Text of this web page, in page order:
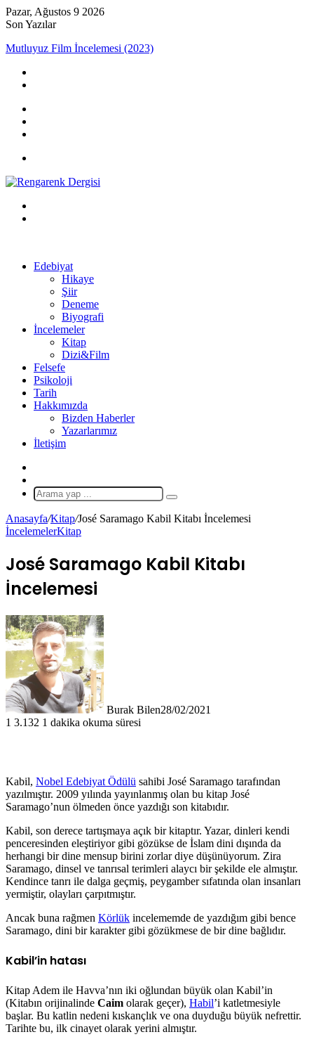
Pazar, Ağustos 9 2026
Son Yazılar
Mutluyuz Film İncelemesi (2023)
Edebiyat
Hikaye
Şiir
Deneme
Biyografi
İncelemeler
Kitap
Dizi&Film
Felsefe
Psikoloji
Tarih
Hakkımızda
Bizden Haberler
Yazarlarımız
İletişim
Makale
Arama
yap
...
Anasayfa/Kitap/José Saramago Kabil Kitabı İncelemesi
İncelemelerKitap
José Saramago Kabil Kitabı
İncelemesi
Burak Bilen28/02/2021
1 3.132 1 dakika okuma süresi
Kabil, Nobel Edebiyat Ödülü sahibi José Saramago tarafından
yazılmıştır. 2009 yılında yayınlanmış olan bu kitap José
Saramago’nun ölmeden önce yazdığı son kitabıdır.
Kabil, son derece tartışmaya açık bir kitaptır. Yazar, dinleri kendi
penceresinden eleştiriyor gibi gözükse de İslam dini dışında da
herhangi bir dine mensup birini zorlar diye düşünüyorum. Zira
Saramago, dinsel ve tanrısal terimleri alaycı bir şekilde ele almıştır.
Kendince tanrı ile dalga geçmiş, peygamber sıfatında olan insanları
yermiştir, olayları çarpıtmıştır.
Ancak buna rağmen Körlük incelememde de yazdığım gibi bence
Saramago, dini bir karakter gibi gözükmese de bir dine bağlıdır.
Kabil’in hatası
Kitap Adem ile Havva’nın iki oğlundan büyük olan Kabil’in
(Kitabın orijinalinde Caim olarak geçer), Habil’i katletmesiyle
başlar. Bu katlin nedeni kıskançlık ve ona duyduğu büyük nefrettir.
Tarihte bu, ilk cinayet olarak yerini almıştır.